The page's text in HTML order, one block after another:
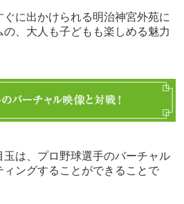
に出かけられる明治神宮外苑に
、大人も子どもも楽しめる魅力
は、プロ野球選手のバーチャル
ングすることができることで